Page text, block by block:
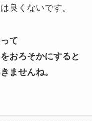
良くないです。
て
おろそかにすると
ませんね。